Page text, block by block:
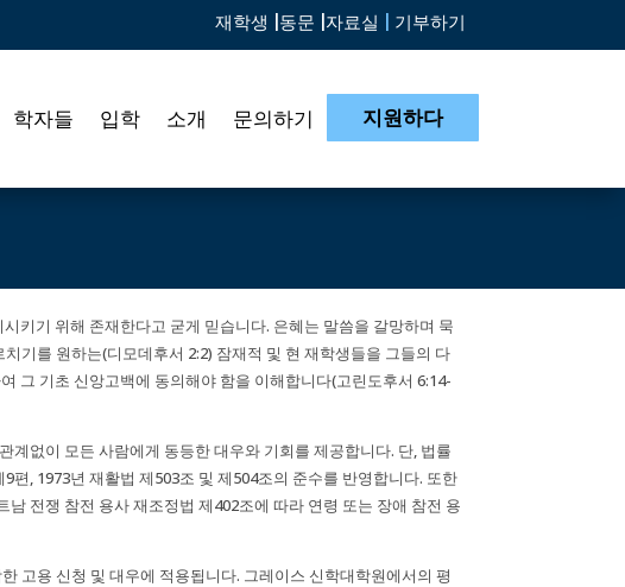
재학생 | 동문 | 자료실 기부하기
학자들 입학 소개 문의하기 지원하다
키기 위해 존재한다고 굳게 믿습니다. 은혜는 말씀을 갈망하며 묵
기를 원하는(디모데후서 2:2) 잠재적 및 현 재학생들을 그들의 다
그 기초 신앙고백에 동의해야 함을 이해합니다(고린도후서 6:14-
계없이 모든 사람에게 동등한 대우와 기회를 제공합니다. 단, 법률
, 1973년 재활법 제503조 및 제504조의 준수를 반영합니다. 또한
전쟁 참전 용사 재조정법 제402조에 따라 연령 또는 장애 참전 용
고용 신청 및 대우에 적용됩니다. 그레이스 신학대학원에서의 평